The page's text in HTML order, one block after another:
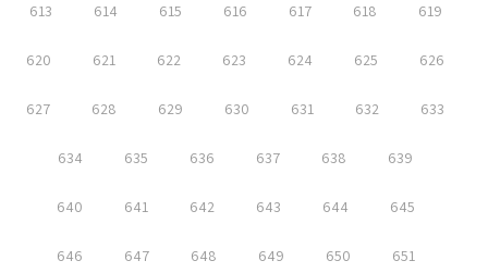
613 614 615 616 617 618 619
620 621 622 623 624 625 626
627 628 629 630 631 632 633
634 635 636 637 638 639
640 641 642 643 644 645
646 647 648 649 650 651